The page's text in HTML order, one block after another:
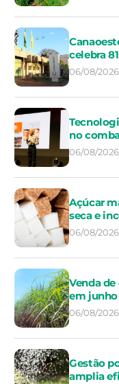
celebra
06/08/2026
no
06/08/2026
Açúcar
seca e
06/08/2026
Venda
em junho
06/08/2026
Gestão
amplia